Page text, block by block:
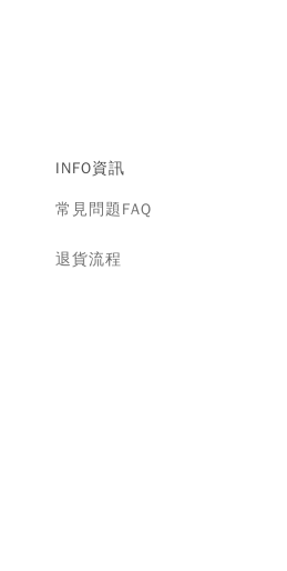
INFO資訊
常見問題FAQ
退貨流程